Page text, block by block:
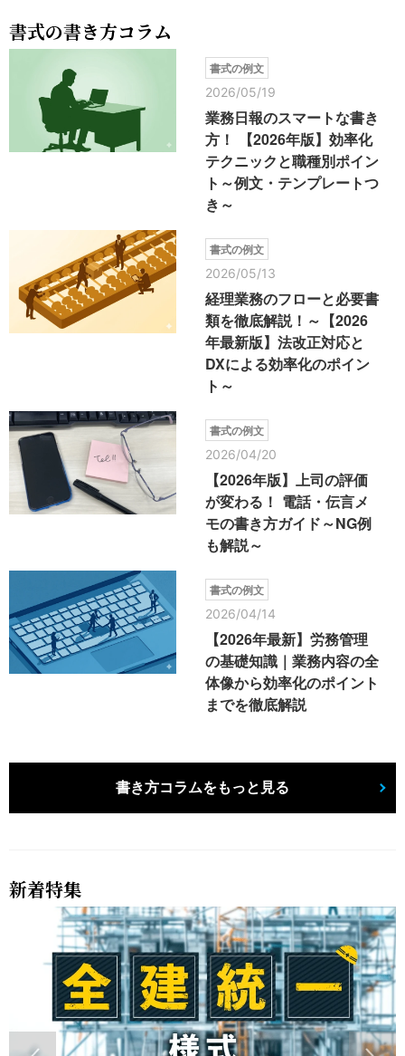
書式の書き方コラム
書式の例文
2026/05/19
業務日報のスマートな書き
方！ 【2026年版】効率化
テクニックと職種別ポイン
ト～例文・テンプレートつ
き～
書式の例文
2026/05/13
経理業務のフローと必要書
類を徹底解説！～【2026
年最新版】法改正対応と
DXによる効率化のポイン
ト～
書式の例文
2026/04/20
【2026年版】上司の評価
が変わる！ 電話・伝言メ
モの書き方ガイド～NG例
も解説～
書式の例文
2026/04/14
【2026年最新】労務管理
の基礎知識｜業務内容の全
体像から効率化のポイント
までを徹底解説
書き方コラムをもっと見る
新着特集